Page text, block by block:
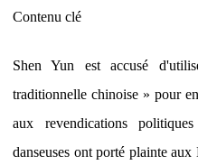
Contenu clé
Shen Yun est accusé
traditionnelle chinoise » pour
aux revendications
danseuses ont porté plainte